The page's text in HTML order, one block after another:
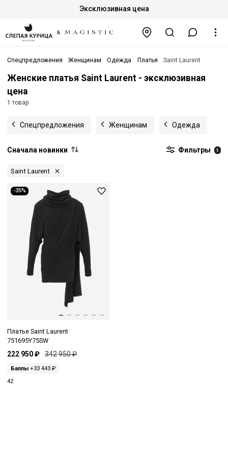
Эксклюзивная цена
Спецпредложения Женщинам Одежда Платья Saint Laurent
Женские платья Saint Laurent - эксклюзивная
цена
1 товар
Спецпредложения Женщинам Одежда
Сначала новинки Фильтры 1
Saint Laurent
-35%
Платье Saint Laurent
751695Y75SW
222 950 ₽ 342 950 ₽
Баллы +33 443 ₽
42